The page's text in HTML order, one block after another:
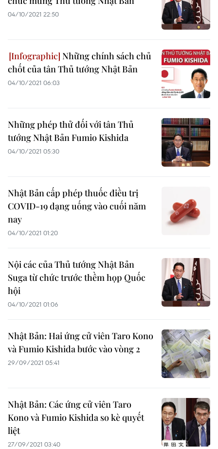
04/10/2021 22:50
Những chính sách chủ
chốt của tân Thủ tướng Nhật Bản
04/10/2021 06:03
Những phép thử đối với tân Thủ
tướng Nhật Bản Fumio Kishida
04/10/2021 05:30
Nhật Bản cấp phép thuốc điều trị
COVID-19 dạng uống vào cuối năm
nay
04/10/2021 01:20
Nội các của Thủ tướng Nhật Bản
Suga từ chức trước thềm họp Quốc
hội
04/10/2021 01:06
Nhật Bản: Hai ứng cử viên Taro Kono
và Fumio Kishida bước vào vòng 2
29/09/2021 05:41
Nhật Bản: Các ứng cử viên Taro
Kono và Fumio Kishida so kè quyết
liệt
27/09/2021 03:40